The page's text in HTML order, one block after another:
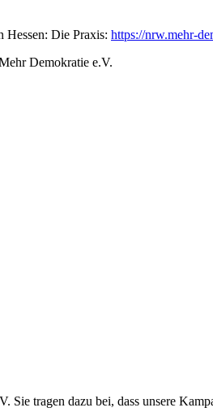
Hessen: Die Praxis: https://nrw.mehr-
Demokratie e.V.
tragen dazu bei, dass unsere